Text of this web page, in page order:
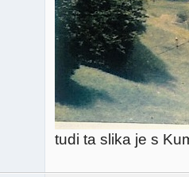
tudi ta slika je s